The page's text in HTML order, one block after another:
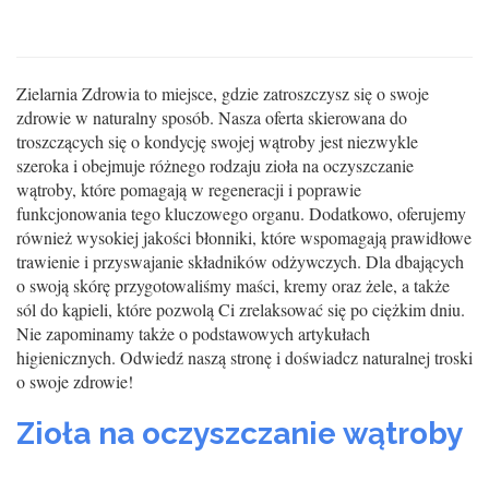
Zielarnia Zdrowia to miejsce, gdzie zatroszczysz się o swoje
zdrowie w naturalny sposób. Nasza oferta skierowana do
troszczących się o kondycję swojej wątroby jest niezwykle
szeroka i obejmuje różnego rodzaju zioła na oczyszczanie
wątroby, które pomagają w regeneracji i poprawie
funkcjonowania tego kluczowego organu. Dodatkowo, oferujemy
również wysokiej jakości błonniki, które wspomagają prawidłowe
trawienie i przyswajanie składników odżywczych. Dla dbających
o swoją skórę przygotowaliśmy maści, kremy oraz żele, a także
sól do kąpieli, które pozwolą Ci zrelaksować się po ciężkim dniu.
Nie zapominamy także o podstawowych artykułach
higienicznych. Odwiedź naszą stronę i doświadcz naturalnej troski
o swoje zdrowie!
Zioła na oczyszczanie wątroby